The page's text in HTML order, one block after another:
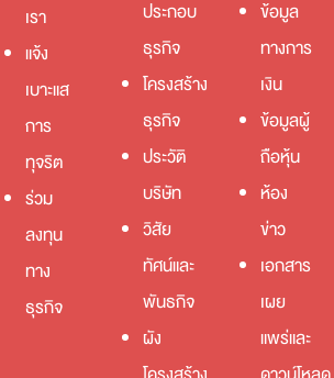
เรา
แจ้ง
เบาะแส
การ
ทุจริต
ร่วม
ลงทุน
ทาง
ธุรกิจ
ประกอบ
ธุรกิจ
โครงสร้าง
ธุรกิจ
ประวัติ
บริษัท
วิสัย
ทัศน์และ
พันธกิจ
ผัง
ข้อมูล
ทางการ
เงิน
ข้อมูลผู้
ถือหุ้น
ห้อง
ข่าว
เอกสาร
เผย
แพร่และ